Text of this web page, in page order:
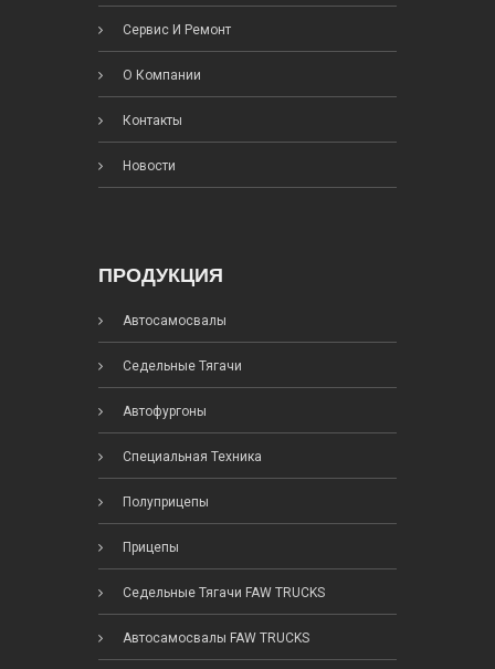
Сервис И Ремонт
О Компании
Контакты
Новости
ПРОДУКЦИЯ
Автосамосвалы
Седельные Тягачи
Автофургоны
Специальная Техника
Полуприцепы
Прицепы
Седельные Тягачи FAW TRUCKS
Автосамосвалы FAW TRUCKS